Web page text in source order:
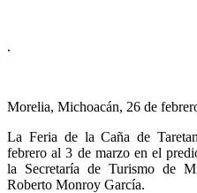
.
Morelia, Michoacán, 26 de
La Feria de la Caña de
febrero al 3 de marzo en el
la Secretaría de Turismo de
Roberto Monroy García.